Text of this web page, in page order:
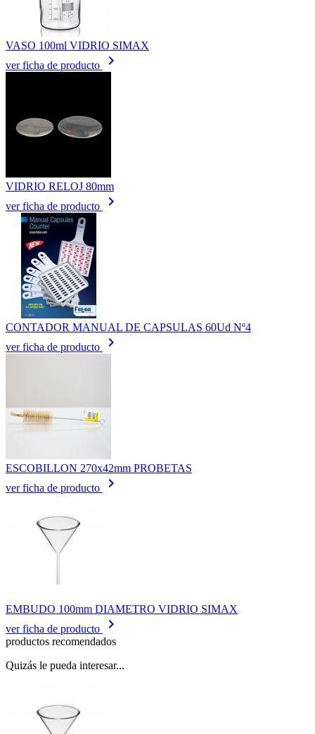
VASO 100ml VIDRIO SIMAX
ver ficha de producto
keyboard_arrow_right
VIDRIO RELOJ 80mm
ver ficha de producto
keyboard_arrow_right
CONTADOR MANUAL DE CAPSULAS 60Ud Nº4
ver ficha de producto
keyboard_arrow_right
ESCOBILLON 270x42mm PROBETAS
ver ficha de producto
keyboard_arrow_right
EMBUDO 100mm DIAMETRO VIDRIO SIMAX
ver ficha de producto
keyboard_arrow_right
productos recomendados
Quizás le pueda interesar...